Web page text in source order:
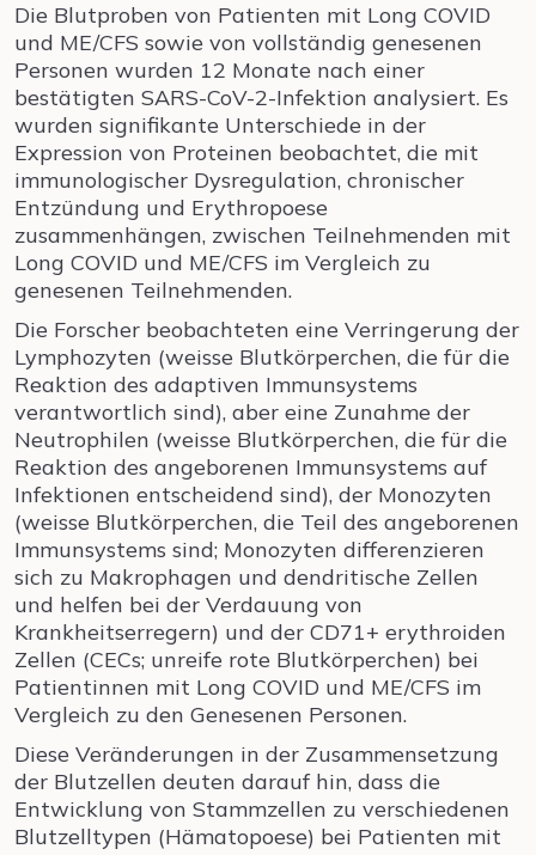
Die Blutproben von Patienten mit Long COVID
und ME/CFS sowie von vollständig genesenen
Personen wurden 12 Monate nach einer
bestätigten SARS-CoV-2-Infektion analysiert. Es
wurden signifikante Unterschiede in der
Expression von Proteinen beobachtet, die mit
immunologischer Dysregulation, chronischer
Entzündung und Erythropoese
zusammenhängen, zwischen Teilnehmenden mit
Long COVID und ME/CFS im Vergleich zu
genesenen Teilnehmenden.
Die Forscher beobachteten eine Verringerung der
Lymphozyten (weisse Blutkörperchen, die für die
Reaktion des adaptiven Immunsystems
verantwortlich sind), aber eine Zunahme der
Neutrophilen (weisse Blutkörperchen, die für die
Reaktion des angeborenen Immunsystems auf
Infektionen entscheidend sind), der Monozyten
(weisse Blutkörperchen, die Teil des angeborenen
Immunsystems sind; Monozyten differenzieren
sich zu Makrophagen und dendritische Zellen
und helfen bei der Verdauung von
Krankheitserregern) und der CD71+ erythroiden
Zellen (CECs; unreife rote Blutkörperchen) bei
Patientinnen mit Long COVID und ME/CFS im
Vergleich zu den Genesenen Personen.
Diese Veränderungen in der Zusammensetzung
der Blutzellen deuten darauf hin, dass die
Entwicklung von Stammzellen zu verschiedenen
Blutzelltypen (Hämatopoese) bei Patienten mit